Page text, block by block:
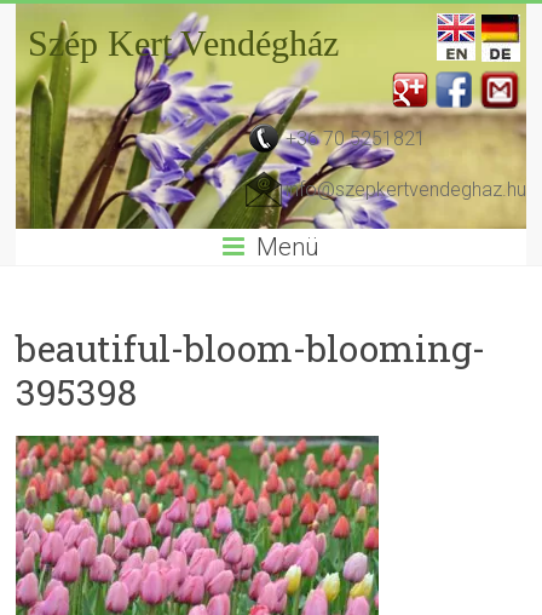
Szép Kert Vendégház
+36 70 5251821
info@szepkertvendeghaz.hu
Menü
beautiful-bloom-blooming-
395398